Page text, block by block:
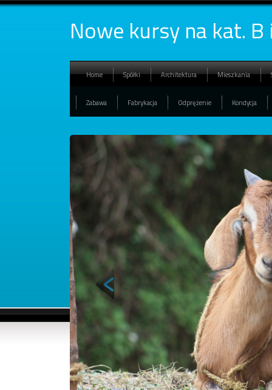
Nowe kursy na kat. B
Home Spółki Architektura Mieszkania
Zabawa Fabrykacja Odprężenie Kondycja